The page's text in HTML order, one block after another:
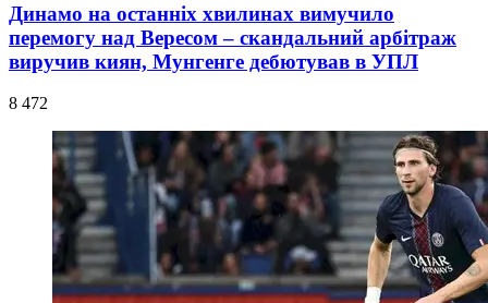
Динамо на останніх хвилинах вимучило
перемогу над Вересом – скандальний арбітраж
виручив киян, Мунгенге дебютував в УПЛ
8 472